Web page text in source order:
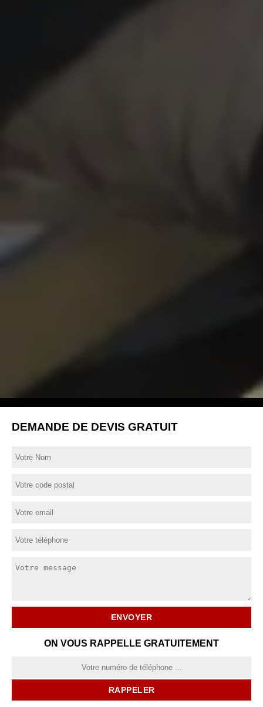
DEMANDE DE DEVIS GRATUIT
ON VOUS RAPPELLE GRATUITEMENT